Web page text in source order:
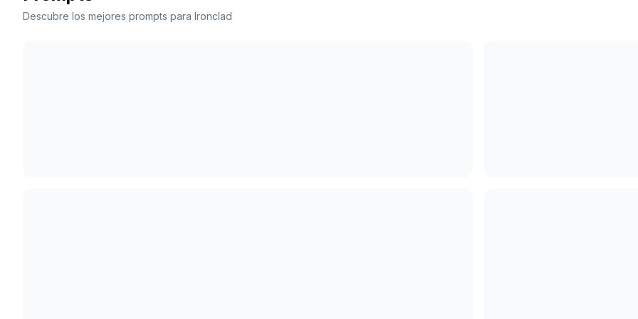
Descubre los mejores prompts para Ironclad